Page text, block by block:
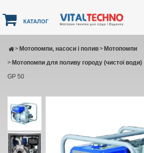
КАТАЛОГ
Мотопомпи, насоси і полив
> Мотопомпи
>
Мотопомпи для поливу городу (чистої води)
>
GP 50